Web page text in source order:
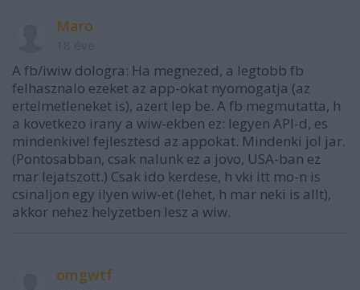
Maro
A fb/iwiw dologra: Ha megnezed, a legtobb fb
felhasznalo ezeket az app-okat nyomogatja (az
ertelmetleneket is), azert lep be. A fb megmutatta, h
a kovetkezo irany a wiw-ekben ez: legyen API-d, es
mindenkivel fejlesztesd az appokat. Mindenki jol jar.
(Pontosabban, csak nalunk ez a jovo, USA-ban ez
mar lejatszott.) Csak ido kerdese, h vki itt mo-n is
csinaljon egy ilyen wiw-et (lehet, h mar neki is allt),
akkor nehez helyzetben lesz a wiw.
omgwtf